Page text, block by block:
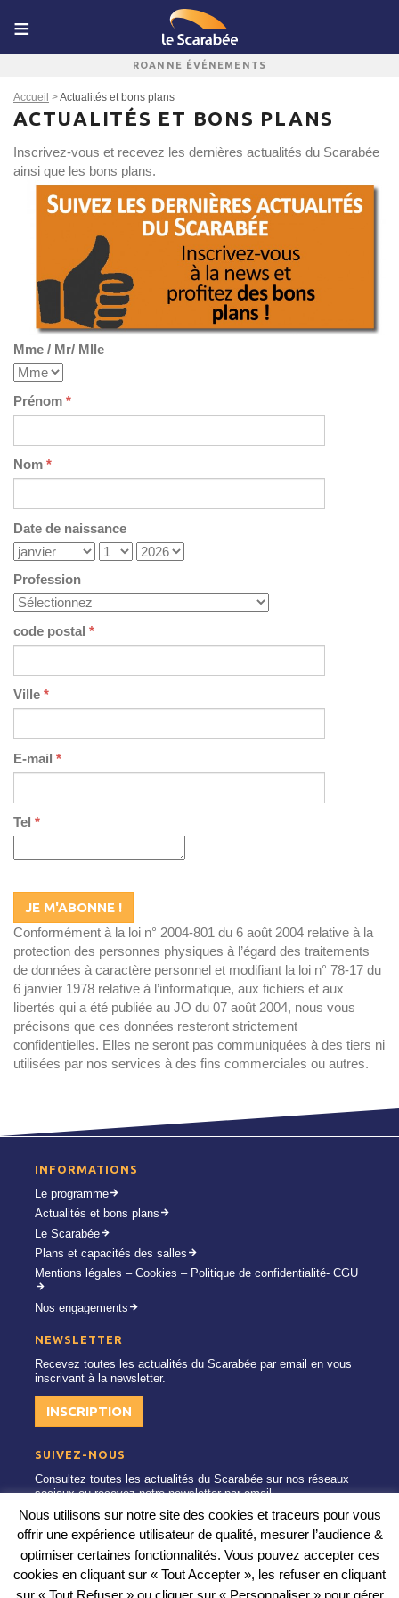
ROANNE ÉVÉNEMENTS
Accueil >Actualités et bons plans
ACTUALITÉS ET BONS PLANS
Inscrivez-vous et recevez les dernières actualités du Scarabée
ainsi que les bons plans.
Mme / Mr/ Mlle
Prénom *
Nom *
Date de naissance
Profession
code postal *
Ville *
E-mail *
Tel *
Conformément à la loi n° 2004-801 du 6 août 2004 relative à la
protection des personnes physiques à l’égard des traitements
de données à caractère personnel et modifiant la loi n° 78-17 du
6 janvier 1978 relative à l’informatique, aux fichiers et aux
libertés qui a été publiée au JO du 07 août 2004, nous vous
précisons que ces données resteront strictement
confidentielles. Elles ne seront pas communiquées à des tiers ni
utilisées par nos services à des fins commerciales ou autres.
INFORMATIONS
Le programme
Actualités et bons plans
Le Scarabée
Plans et capacités des salles
Mentions légales – Cookies – Politique de confidentialité- CGU
Nos engagements
NEWSLETTER
Recevez toutes les actualités du Scarabée par email en vous
inscrivant à la newsletter.
INSCRIPTION
SUIVEZ-NOUS
Consultez toutes les actualités du Scarabée sur nos réseaux
sociaux ou recevez notre newsletter par email
Nous utilisons sur notre site des cookies et traceurs pour vous
offrir une expérience utilisateur de qualité, mesurer l’audience &
optimiser certaines fonctionnalités. Vous pouvez accepter ces
cookies en cliquant sur « Tout Accepter », les refuser en cliquant
sur « Tout Refuser » ou cliquer sur « Personnaliser » pour gérer